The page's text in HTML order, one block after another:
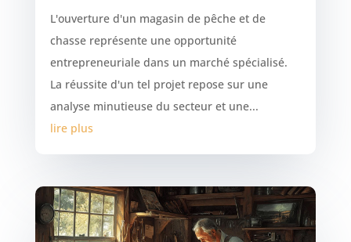
L'ouverture d'un magasin de pêche et de
chasse représente une opportunité
entrepreneuriale dans un marché spécialisé.
La réussite d'un tel projet repose sur une
analyse minutieuse du secteur et une...
lire plus